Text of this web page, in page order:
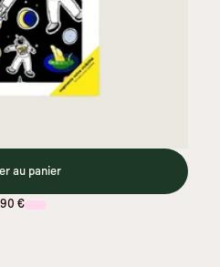
au panier
€